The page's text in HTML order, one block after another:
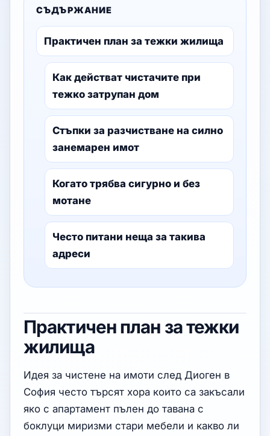
СЪДЪРЖАНИЕ
Практичен план за тежки жилища
Как действат чистачите при
тежко затрупан дом
Стъпки за разчистване на силно
занемарен имот
Когато трябва сигурно и без
мотане
Често питани неща за такива
адреси
Практичен план за тежки
жилища
Идея за чистене на имоти след Диоген в
София често търсят хора които са закъсали
яко с апартамент пълен до тавана с
боклуци миризми стари мебели и какво ли